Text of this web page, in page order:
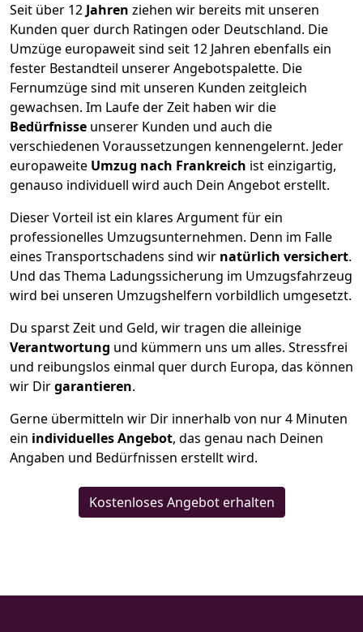
Seit über 12 Jahren ziehen wir bereits mit unseren
Kunden quer durch Ratingen oder Deutschland. Die
Umzüge europaweit sind seit 12 Jahren ebenfalls ein
fester Bestandteil unserer Angebotspalette. Die
Fernumzüge sind mit unseren Kunden zeitgleich
gewachsen. Im Laufe der Zeit haben wir die
Bedürfnisse unserer Kunden und auch die
verschiedenen Voraussetzungen kennengelernt. Jeder
europaweite Umzug nach Frankreich ist einzigartig,
genauso individuell wird auch Dein Angebot erstellt.
Dieser Vorteil ist ein klares Argument für ein
professionelles Umzugsunternehmen. Denn im Falle
eines Transportschadens sind wir natürlich versichert.
Und das Thema Ladungssicherung im Umzugsfahrzeug
wird bei unseren Umzugshelfern vorbildlich umgesetzt.
Du sparst Zeit und Geld, wir tragen die alleinige
Verantwortung und kümmern uns um alles. Stressfrei
und reibungslos einmal quer durch Europa, das können
wir Dirgarantieren.
Gerne übermitteln wir Dir innerhalb von nur4 Minuten
ein individuelles Angebot, das genau nach Deinen
Angaben und Bedürfnissen erstellt wird.
Kostenloses Angebot erhalten